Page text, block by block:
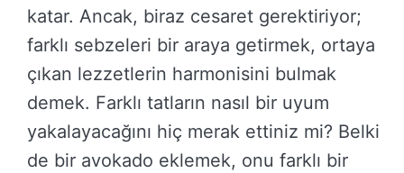
katar. Ancak, biraz cesaret gerektiriyor;
farklı sebzeleri bir araya getirmek, ortaya
çıkan lezzetlerin harmonisini bulmak
demek. Farklı tatların nasıl bir uyum
yakalayacağını hiç merak ettiniz mi? Belki
de bir avokado eklemek, onu farklı bir